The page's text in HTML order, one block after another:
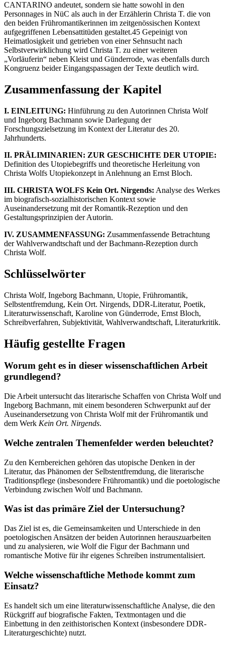
CANTARINO andeutet, sondern sie hatte sowohl in den
Personnages in NüC als auch in der Erzählerin Christa T. die von
den beiden Frühromantikerinnen im zeitgenössischen Kontext
aufgegriffenen Lebensattitüden gestaltet.45 Gepeinigt von
Heimatlosigkeit und getrieben von einer Sehnsucht nach
Selbstverwirklichung wird Christa T. zu einer weiteren
„Vorläuferin“ neben Kleist und Günderrode, was ebenfalls durch
Kongruenz beider Eingangspassagen der Texte deutlich wird.
Zusammenfassung der Kapitel
I. EINLEITUNG: Hinführung zu den Autorinnen Christa Wolf
und Ingeborg Bachmann sowie Darlegung der
Forschungszielsetzung im Kontext der Literatur des 20.
Jahrhunderts.
II. PRÄLIMINARIEN: ZUR GESCHICHTE DER UTOPIE:
Definition des Utopiebegriffs und theoretische Herleitung von
Christa Wolfs Utopiekonzept in Anlehnung an Ernst Bloch.
III. CHRISTA WOLFS Kein Ort. Nirgends: Analyse des Werkes
im biografisch-sozialhistorischen Kontext sowie
Auseinandersetzung mit der Romantik-Rezeption und den
Gestaltungsprinzipien der Autorin.
IV. ZUSAMMENFASSUNG: Zusammenfassende Betrachtung
der Wahlverwandtschaft und der Bachmann-Rezeption durch
Christa Wolf.
Schlüsselwörter
Christa Wolf, Ingeborg Bachmann, Utopie, Frühromantik,
Selbstentfremdung, Kein Ort. Nirgends, DDR-Literatur, Poetik,
Literaturwissenschaft, Karoline von Günderrode, Ernst Bloch,
Schreibverfahren, Subjektivität, Wahlverwandtschaft, Literaturkritik.
Häufig gestellte Fragen
Worum geht es in dieser wissenschaftlichen Arbeit
grundlegend?
Die Arbeit untersucht das literarische Schaffen von Christa Wolf und
Ingeborg Bachmann, mit einem besonderen Schwerpunkt auf der
Auseinandersetzung von Christa Wolf mit der Frühromantik und
dem Werk Kein Ort. Nirgends.
Welche zentralen Themenfelder werden beleuchtet?
Zu den Kernbereichen gehören das utopische Denken in der
Literatur, das Phänomen der Selbstentfremdung, die literarische
Traditionspflege (insbesondere Frühromantik) und die poetologische
Verbindung zwischen Wolf und Bachmann.
Was ist das primäre Ziel der Untersuchung?
Das Ziel ist es, die Gemeinsamkeiten und Unterschiede in den
poetologischen Ansätzen der beiden Autorinnen herauszuarbeiten
und zu analysieren, wie Wolf die Figur der Bachmann und
romantische Motive für ihr eigenes Schreiben instrumentalisiert.
Welche wissenschaftliche Methode kommt zum
Einsatz?
Es handelt sich um eine literaturwissenschaftliche Analyse, die den
Rückgriff auf biografische Fakten, Textmontagen und die
Einbettung in den zeithistorischen Kontext (insbesondere DDR-
Literaturgeschichte) nutzt.